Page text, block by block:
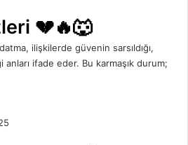
💔🔥🐺
ilişkilerde güvenin sarsıldığı,
anları ifade eder. Bu karmaşık durum;